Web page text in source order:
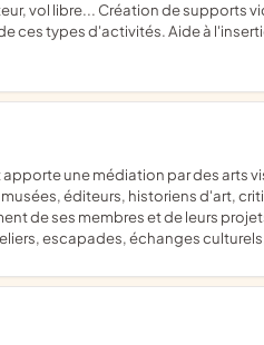
ces types d'activités. Aide à
éditeurs, historiens d'art,
de ses membres et de leurs
escapades, échanges